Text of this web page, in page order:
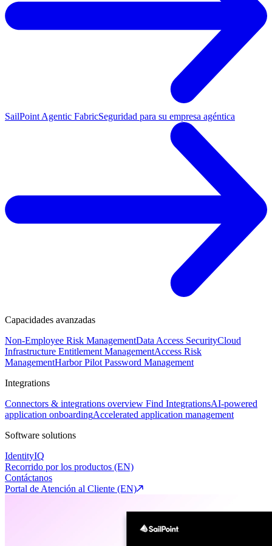
SailPoint Agentic FabricSeguridad para su empresa agéntica
Capacidades avanzadas
Non-Employee Risk ManagementData Access SecurityCloud
Infrastructure Entitlement ManagementAccess Risk
ManagementHarbor Pilot Password Management
Integrations
Connectors & integrations overview Find IntegrationsAI-powered
application onboardingAccelerated application management
Software solutions
IdentityIQ
Recorrido por los productos (EN)
Contáctanos
Portal de Atención al Cliente (EN)